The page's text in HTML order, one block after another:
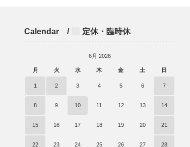
Calendar / 定休・臨時休
6月 2026
月 火 水 木 金 土 日
1 2 3 4 5 6 7
8 9 10 11 12 13 14
15 16 17 18 19 20 21
22 23 24 25 26 27 28